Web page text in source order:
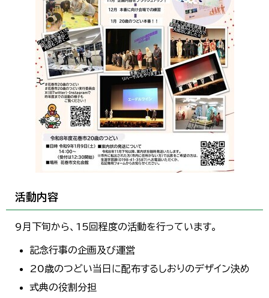
活動内容
9月下旬から、15回程度の活動を行っています。
記念行事の企画及び運営
20歳のつどい当日に配布するしおりのデザイン決め
式典の役割分担